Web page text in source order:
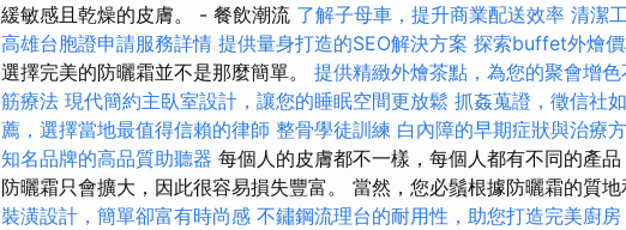
緩敏感且乾燥的皮膚。 - 餐飲潮流 了解子母車，提升商業配送效率 清潔
高雄台胞證申請服務詳情 提供量身打造的SEO解決方案 探索buffet外燴
選擇完美的防曬霜並不是那麼簡單。 提供精緻外燴茶點，為您的聚會增色
筋療法 現代簡約主臥室設計，讓您的睡眠空間更放鬆 抓姦蒐證，徵信社
薦，選擇當地最值得信賴的律師 整骨學徒訓練 白內障的早期症狀與治療
知名品牌的高品質助聽器 每個人的皮膚都不一樣，每個人都有不同的產
防曬霜只會擴大，因此很容易損失豐富。 當然，您必鬚根據防曬霜的質地
裝潢設計，簡單卻富有時尚感 不鏽鋼流理台的耐用性，助您打造完美廚房